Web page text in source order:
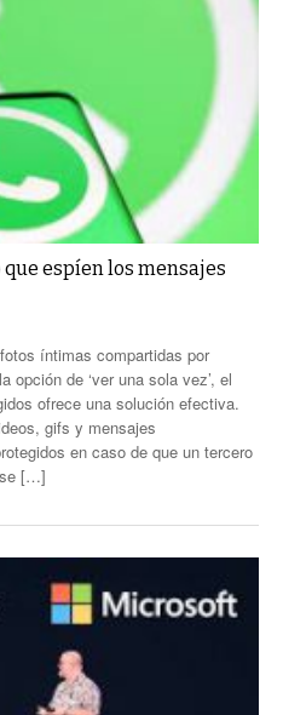
espíen los mensajes
íntimas compartidas por
opción de ‘ver una sola vez’, el
ofrece una solución efectiva.
gifs y mensajes
en caso de que un tercero
[…]